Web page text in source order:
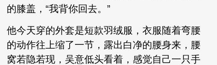
的膝盖，“我背你回去。”
他今天穿的外套是短款羽绒服，衣服随着弯腰
的动作往上缩了一节，露出白净的腰身来，腰
窝若隐若现，吴意低头看着，感觉自己一只手